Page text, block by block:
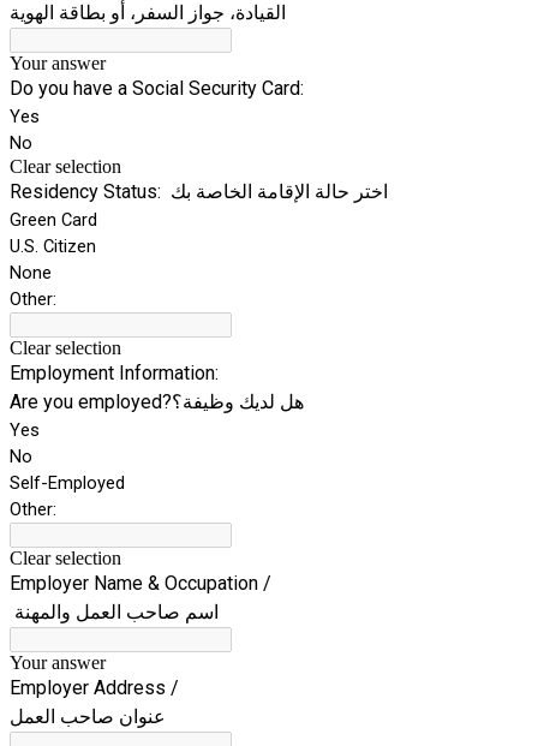
القيادة، جواز السفر، أو بطاقة الهوية
Your answer
Do you have a Social Security Card:
Yes
No
Clear selection
Residency Status: اختر حالة الإقامة الخاصة بك
Green Card
U.S. Citizen
None
Other:
Clear selection
Employment Information:
Are you employed?هل لديك وظيفة؟
Yes
No
Self-Employed
Other:
Clear selection
Employer Name & Occupation /
اسم صاحب العمل والمهنة
Your answer
Employer Address /
عنوان صاحب العمل